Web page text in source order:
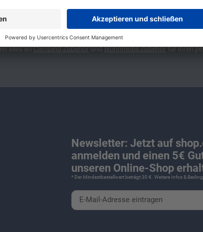
10 Minuten vor der Stadtgrenze Münchens, Ausfahrt
Vans, oder den puren Luxus. Ob Caravan oder Wohnmobil,
Wohnmobilverkauf und Wohnwagenverkauf inklusive
alles anCampingZubehörundWohnmobil Zubehörfür ihren
Newsletter: Jetzt auf
anmelden und einen 5€
unseren Online-Shop
* Der Mindestbestellwert beträgt 30 €. Weitere Infos &